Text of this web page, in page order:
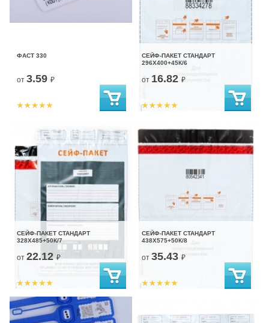
ФАСТ 330
от 3.59 ₽
СЕЙФ-ПАКЕТ СТАНДАРТ
296Х400+45К/6
от 16.82 ₽
СЕЙФ-ПАКЕТ СТАНДАРТ
328Х485+50К/7
от 22.12₽
СЕЙФ-ПАКЕТ СТАНДАРТ
438Х575+50К/8
от 35.43 ₽